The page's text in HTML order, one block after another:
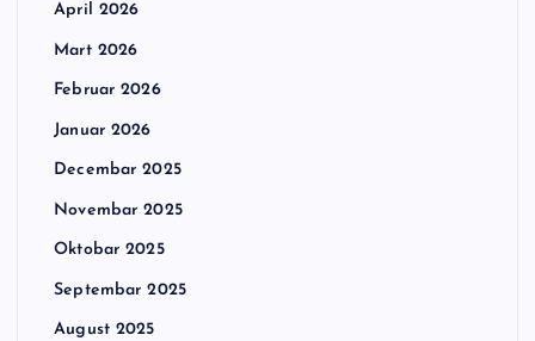
April 2026
Mart 2026
Februar 2026
Januar 2026
Decembar 2025
Novembar 2025
Oktobar 2025
Septembar 2025
August 2025